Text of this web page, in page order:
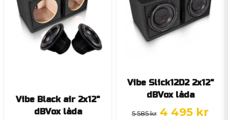
Vibe Black air 2x12"
dBVox låda
Vibe Slick12D2 2x12"
dBVox låda
5 585 kr 4 495 kr